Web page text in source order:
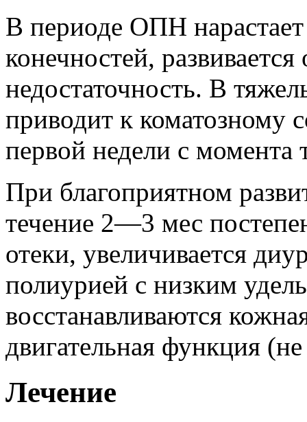
В периоде ОПН
конечностей,
недостаточность. В
приводит к коматозному
первой недели с момента
При благоприятном
течение 2—3 мес
отеки, увеличивается
полиурией с низким
восстанавливаются
двигательная функция
Лечение